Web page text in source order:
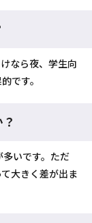
なら夜、学生向
です。
いです。ただ
大きく差が出ま